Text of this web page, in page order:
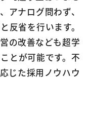
アナログ問わず、
反省を行います。
の改善なども超学
とが可能です。不
じた採用ノウハウ